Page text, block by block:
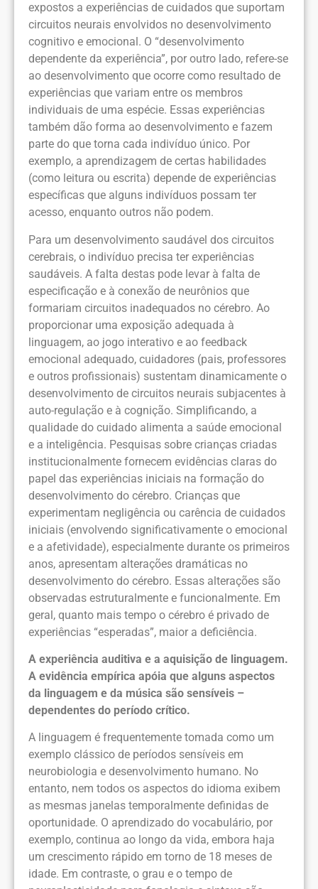
expostos a experiências de cuidados que suportam
circuitos neurais envolvidos no desenvolvimento
cognitivo e emocional. O “desenvolvimento
dependente da experiência”, por outro lado, refere-se
ao desenvolvimento que ocorre como resultado de
experiências que variam entre os membros
individuais de uma espécie. Essas experiências
também dão forma ao desenvolvimento e fazem
parte do que torna cada indivíduo único. Por
exemplo, a aprendizagem de certas habilidades
(como leitura ou escrita) depende de experiências
específicas que alguns indivíduos possam ter
acesso, enquanto outros não podem.
Para um desenvolvimento saudável dos circuitos
cerebrais, o indivíduo precisa ter experiências
saudáveis. A falta destas pode levar à falta de
especificação e à conexão de neurônios que
formariam circuitos inadequados no cérebro. Ao
proporcionar uma exposição adequada à
linguagem, ao jogo interativo e ao feedback
emocional adequado, cuidadores (pais, professores
e outros profissionais) sustentam dinamicamente o
desenvolvimento de circuitos neurais subjacentes à
auto-regulação e à cognição. Simplificando, a
qualidade do cuidado alimenta a saúde emocional
e a inteligência. Pesquisas sobre crianças criadas
institucionalmente fornecem evidências claras do
papel das experiências iniciais na formação do
desenvolvimento do cérebro. Crianças que
experimentam negligência ou carência de cuidados
iniciais (envolvendo significativamente o emocional
e a afetividade), especialmente durante os primeiros
anos, apresentam alterações dramáticas no
desenvolvimento do cérebro. Essas alterações são
observadas estruturalmente e funcionalmente. Em
geral, quanto mais tempo o cérebro é privado de
experiências “esperadas”, maior a deficiência.
A experiência auditiva e a aquisição de linguagem.
A evidência empírica apóia que alguns aspectos
da linguagem e da música são sensíveis –
dependentes do período crítico.
A linguagem é frequentemente tomada como um
exemplo clássico de períodos sensíveis em
neurobiologia e desenvolvimento humano. No
entanto, nem todos os aspectos do idioma exibem
as mesmas janelas temporalmente definidas de
oportunidade. O aprendizado do vocabulário, por
exemplo, continua ao longo da vida, embora haja
um crescimento rápido em torno de 18 meses de
idade. Em contraste, o grau e o tempo de